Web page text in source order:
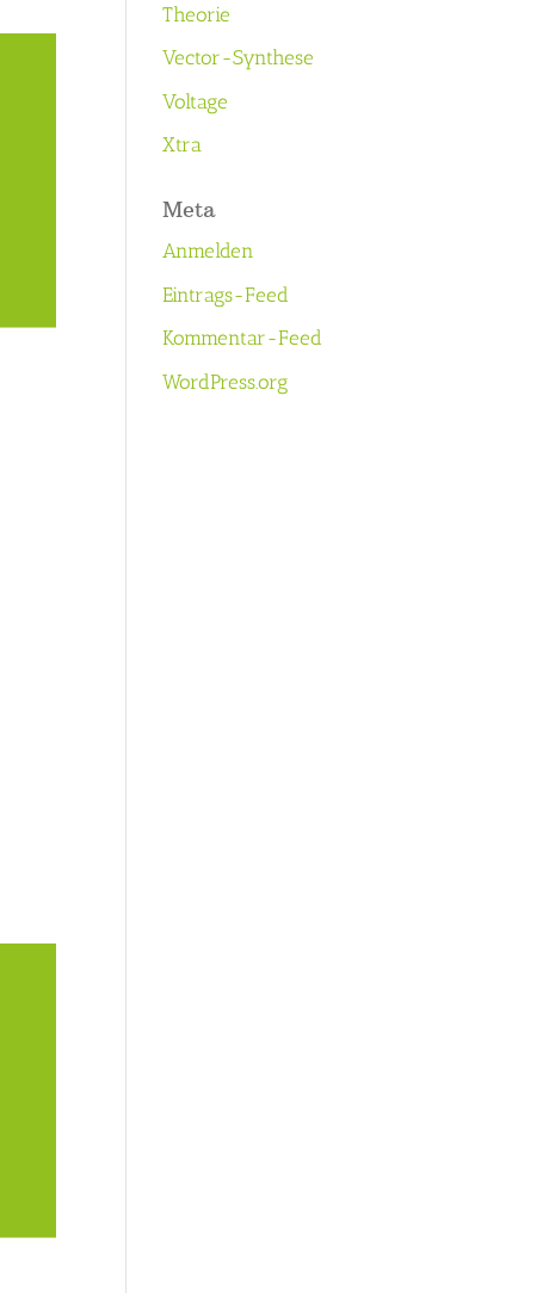
Theorie
Vector-Synthese
Voltage
Xtra
Meta
Anmelden
Eintrags-Feed
Kommentar-Feed
WordPress.org